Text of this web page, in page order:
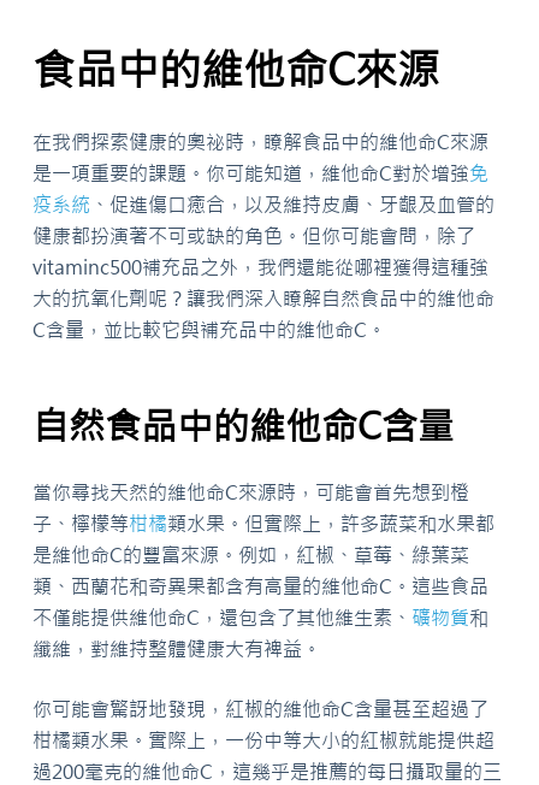
食品中的維他命C來源
在我們探索健康的奧祕時，瞭解食品中的維他命C來源
是一項重要的課題。你可能知道，維他命C對於增強免
疫系統 、促進傷口癒合，以及維持皮膚、牙齦及血管的
健康都扮演著不可或缺的角色。但你可能會問，除了
vitaminc500補充品之外，我們還能從哪裡獲得這種強
大的抗氧化劑呢？讓我們深入瞭解自然食品中的維他命
C含量，並比較它與補充品中的維他命C。
自然食品中的維他命C含量
當你尋找天然的維他命C來源時，可能會首先想到橙
子、檸檬等柑橘類水果。但實際上，許多蔬菜和水果都
是維他命C的豐富來源。例如，紅椒、草莓、綠葉菜
類、西蘭花和奇異果都含有高量的維他命C。這些食品
不僅能提供維他命C，還包含了其他維生素、 礦物質和
纖維，對維持整體健康大有裨益。
你可能會驚訝地發現，紅椒的維他命C含量甚至超過了
柑橘類水果。實際上，一份中等大小的紅椒就能提供超
過200毫克的維他命C，這幾乎是推薦的每日攝取量的三